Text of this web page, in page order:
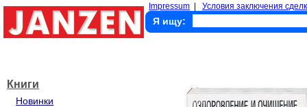
Impressum Условия заключения
Я ищу:
Книги
Новинки